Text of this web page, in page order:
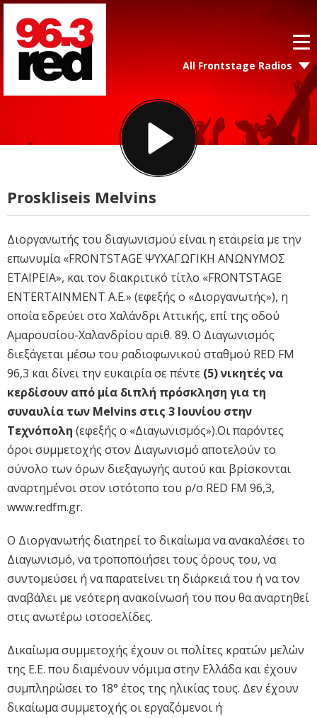
All Frontstage Radios
Proskliseis Melvins
Διοργανωτής του διαγωνισμού είναι η εταιρεία με την
επωνυμία «FRONTSTAGE ΨΥΧΑΓΩΓΙΚΗ ΑΝΩΝΥΜΟΣ
ΕΤΑΙΡΕΙΑ», και τον διακριτικό τίτλο «FRONTSTAGE
ENTERTAINMENT A.E.» (εφεξής ο «Διοργανωτής»), η
οποία εδρεύει στο Χαλάνδρι Αττικής, επί της οδού
Αμαρουσίου-Χαλανδρίου αριθ. 89. Ο Διαγωνισμός
διεξάγεται μέσω του ραδιοφωνικού σταθμού RED FM
96,3 και δίνει την ευκαιρία σε πέντε (5) νικητές να
κερδίσουν από μία διπλή πρόσκληση για τη
συναυλία των Melvins στις 3 Ιουνίου στην
Τεχνόπολη (εφεξής ο «Διαγωνισμός»).Οι παρόντες
όροι συμμετοχής στον Διαγωνισμό αποτελούν το
σύνολο των όρων διεξαγωγής αυτού και βρίσκονται
αναρτημένοι στον ιστότοπο του ρ/σ RED FM 96,3,
www.redfm.gr.
Ο Διοργανωτής διατηρεί το δικαίωμα να ανακαλέσει το
Διαγωνισμό, να τροποποιήσει τους όρους του, να
συντομεύσει ή να παρατείνει τη διάρκειά του ή να τον
αναβάλει με νεότερη ανακοίνωσή του που θα αναρτηθεί
στις ανωτέρω ιστοσελίδες.
Δικαίωμα συμμετοχής έχουν οι πολίτες κρατών μελών
της Ε.Ε. που διαμένουν νόμιμα στην Ελλάδα και έχουν
συμπληρώσει το 18° έτος της ηλικίας τους. Δεν έχουν
δικαίωμα συμμετοχής οι εργαζόμενοι ή